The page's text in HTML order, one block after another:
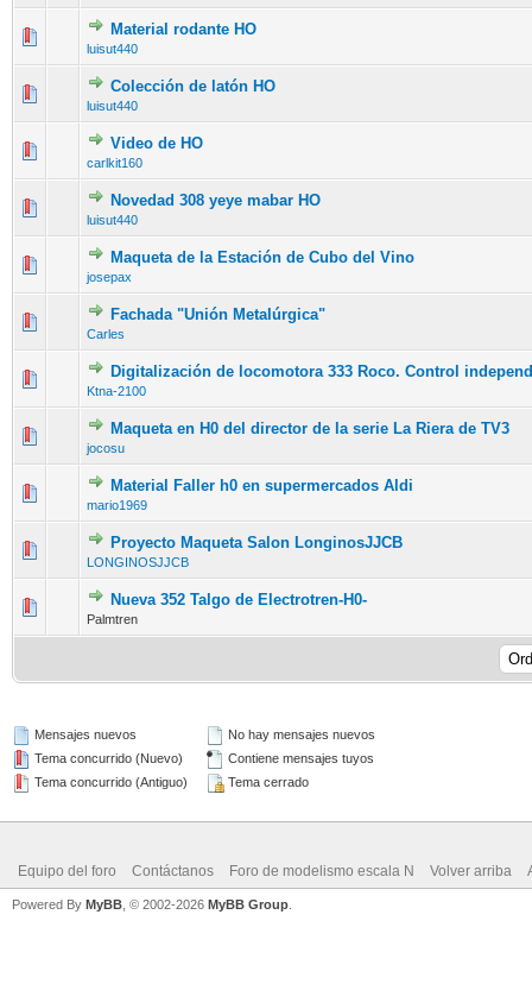
Material rodante HO
luisut440
Colección de latón HO
luisut440
Video de HO
carlkit160
Novedad 308 yeye mabar HO
luisut440
Maqueta de la Estación de Cubo del Vino
josepax
Fachada "Unión Metalúrgica"
Carles
Digitalización de locomotora 333 Roco. Control
Ktna-2100
Maqueta en H0 del director de la serie La Riera de TV3
jocosu
Material Faller h0 en supermercados Aldi
mario1969
Proyecto Maqueta Salon LonginosJJCB
LONGINOSJJCB
Nueva 352 Talgo de Electrotren-H0-
Palmtren
Mensajes nuevos
Tema concurrido (Nuevo)
Tema concurrido (Antiguo)
No hay mensajes nuevos
Contiene mensajes tuyos
Tema cerrado
Equipo del foro Contáctanos Foro de modelismo escala N Volver arriba
Powered By MyBB , © 2002-2026 MyBB Group